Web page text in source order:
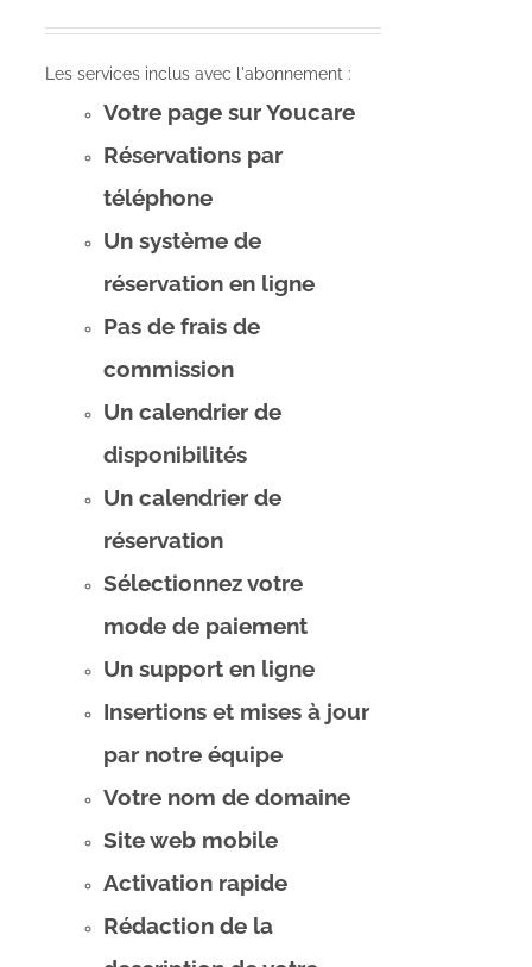
Les services inclus avec l'abonnement :
Votre page sur Youcare
Réservations par
téléphone
Un système de
réservation en ligne
Pas de frais de
commission
Un calendrier de
disponibilités
Un calendrier de
réservation
Sélectionnez votre
mode de paiement
Un support en ligne
Insertions et mises à jour
par notre équipe
Votre nom de domaine
Site web mobile
Activation rapide
Rédaction de la